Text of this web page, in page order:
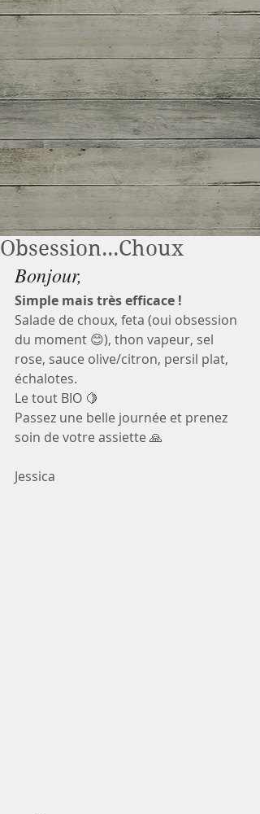
Obsession...Choux
Bonjour,
Simple mais très efficace !
Salade de choux, feta (oui obsession
du moment 😊), thon vapeur, sel
rose, sauce olive/citron, persil plat,
échalotes.
Le tout BIO 🍋
Passez une belle journée et prenez
soin de votre assiette 🙏
Jessica